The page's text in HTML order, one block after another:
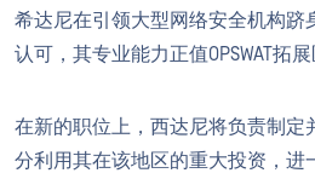
希达尼在引领大型网络安全机构跻
认可，其专业能力正值OPSWAT拓
在新的职位上，西达尼将负责制定
分利用其在该地区的重大投资，进